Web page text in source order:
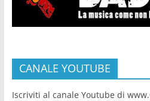
CANALE YOUTUBE
Iscriviti al canale Youtube di